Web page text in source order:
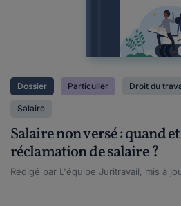
Dossier Particulier Droit du
Salaire
Salaire non versé : quand
réclamation de salaire ?
Rédigé par L'équipe Juritravail, mis à